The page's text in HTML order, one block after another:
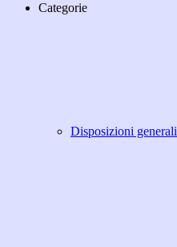
Categorie
Disposizioni generali